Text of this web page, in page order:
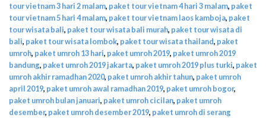
tour vietnam 3 hari 2 malam, paket tour vietnam 4 hari 3 malam, paket
tour vietnam 5 hari 4 malam, paket tour vietnam laos kamboja, paket
tour wisata bali, paket tour wisata bali murah, paket tour wisata di
bali, paket tour wisata lombok, paket tour wisata thailand, paket
umroh, paket umroh 13 hari, paket umroh 2019, paket umroh 2019
bandung, paket umroh 2019 jakarta, paket umroh 2019 plus turki, paket
umroh akhir ramadhan 2020, paket umroh akhir tahun, paket umroh
april 2019, paket umroh awal ramadhan 2019, paket umroh bogor,
paket umroh bulan januari, paket umroh cicilan, paket umroh
desember, paket umroh desember 2019, paket umroh di serang